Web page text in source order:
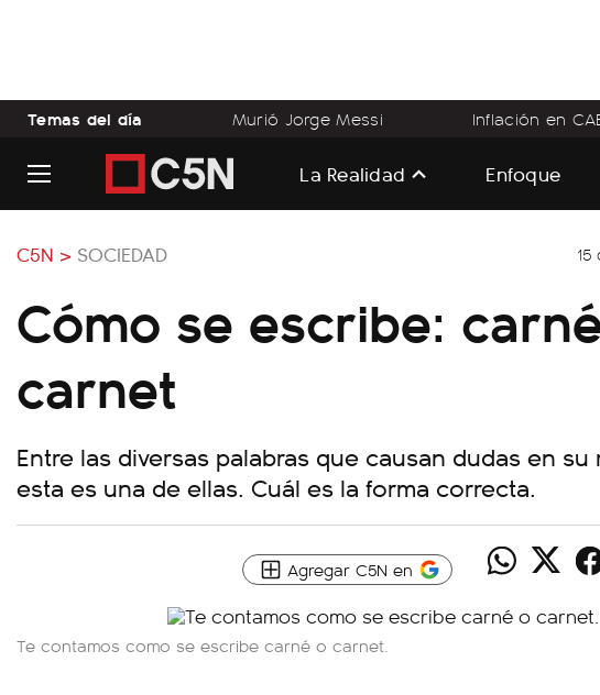
Temas del día Murió Jorge Messi Inflación en
La Realidad Enfoque
C5N > SOCIEDAD
Cómo se escribe:
carnet
Entre las diversas palabras que causan dudas en su
esta es una de ellas. Cuál es la forma correcta.
Agregar C5N en
Te contamos como se escribe carné o carnet.